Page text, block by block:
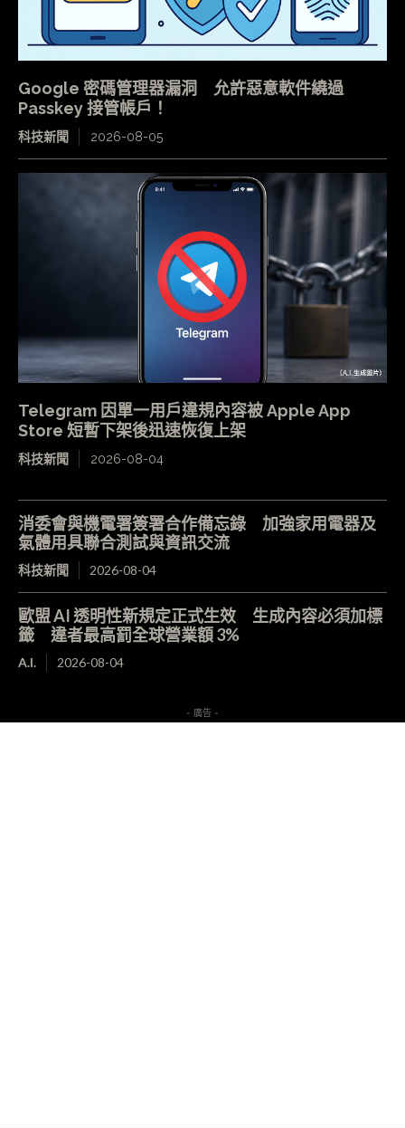
Google 密碼管理器漏洞 允許惡意軟件繞過
Passkey 接管帳戶！
科技新聞 2026-08-05
Telegram 因單一用戶違規內容被 Apple App
Store 短暫下架後迅速恢復上架
科技新聞 2026-08-04
消委會與機電署簽署合作備忘錄 加強家用電器及
氣體用具聯合測試與資訊交流
科技新聞 2026-08-04
歐盟 AI 透明性新規定正式生效 生成內容必須加標
籤 違者最高罰全球營業額 3%
A.I. 2026-08-04
- 廣告 -